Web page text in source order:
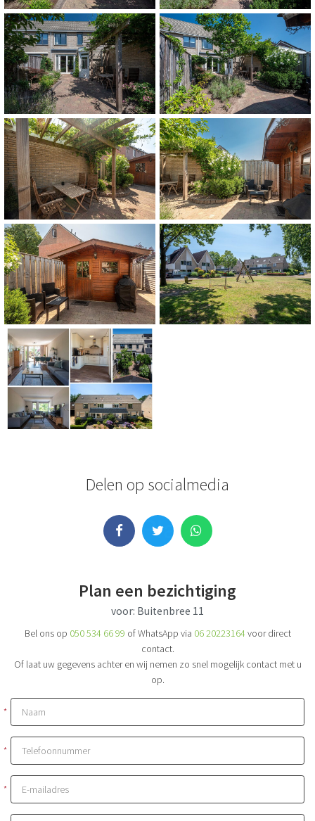
Delen op socialmedia
Whatsapp
Plan een bezichtiging
voor: Buitenbree 11
Bel ons op 050 534 66 99 of WhatsApp via 06 20223164voor direct
contact.
Of laat uw gegevens achter en wij nemen zo snel mogelijk contact met u
op.
*
*
*